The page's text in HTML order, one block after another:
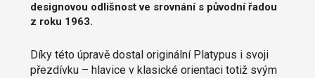
designovou odlišnost ve srovnání s původní řadou
z roku 1963.
Díky této úpravě dostal originální Platypus i svoji
přezdívku – hlavice v klasické orientaci totiž svým